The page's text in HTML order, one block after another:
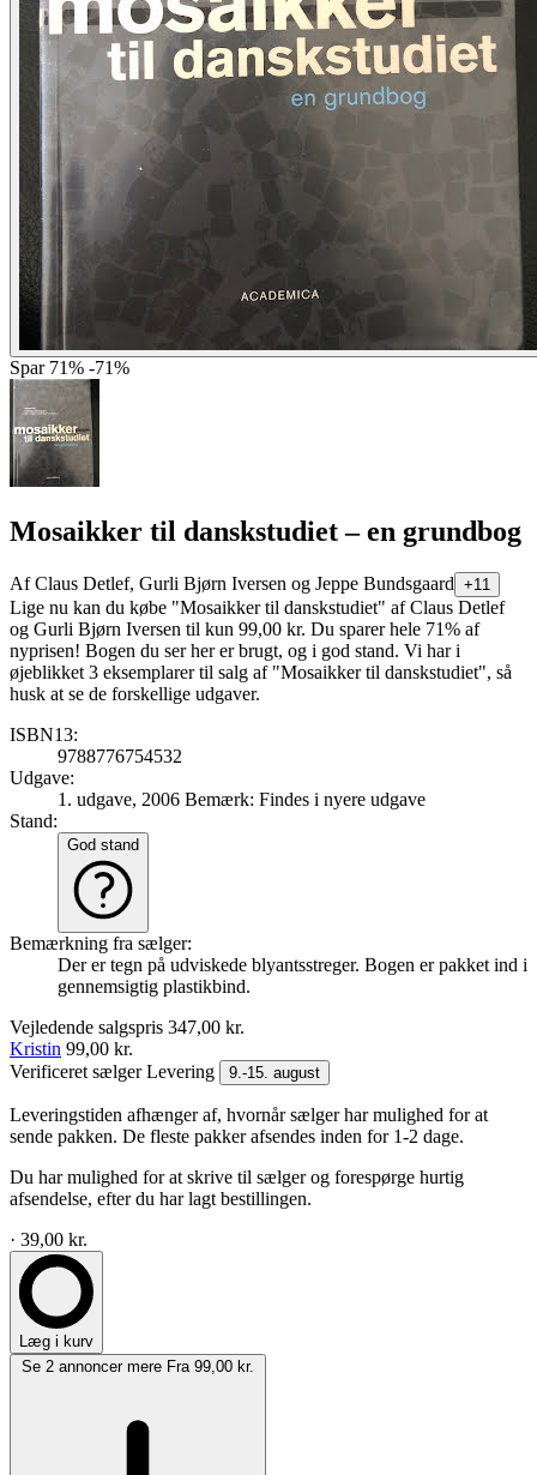
Spar 71% -71%
Mosaikker til danskstudiet– en grundbog
AfClaus Detlef, Gurli Bjørn Iversen og Jeppe Bundsgaard +11
Lige nu kan du købe "Mosaikker til danskstudiet" af Claus Detlef
og Gurli Bjørn Iversen til kun 99,00 kr. Du sparer hele 71% af
nyprisen! Bogen du ser her er brugt, og i god stand. Vi har i
øjeblikket 3 eksemplarer til salg af "Mosaikker til danskstudiet", så
husk at se de forskellige udgaver.
ISBN13:
9788776754532
Udgave:
1. udgave, 2006 Bemærk: Findes i nyere udgave
Stand:
God stand
Bemærkning fra sælger:
Der er tegn på udviskede blyantsstreger. Bogen er pakket ind i
gennemsigtig plastikbind.
Vejledende salgspris 347,00 kr.
Kristin 99,00 kr.
Verificeret sælgerLevering 9.-15. august
Leveringstiden afhænger af, hvornår sælger har mulighed for at
sende pakken. De fleste pakker afsendes inden for 1-2 dage.
Du har mulighed for at skrive til sælger og forespørge hurtig
afsendelse, efter du har lagt bestillingen.
· 39,00 kr.
Læg i kurv
Se 2 annoncer mere Fra 99,00 kr.